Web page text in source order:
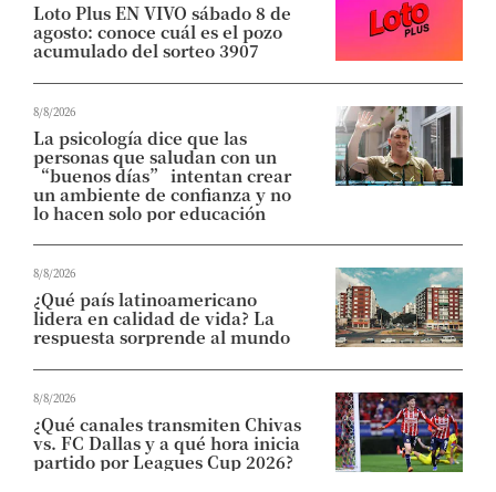
Loto Plus EN VIVO sábado 8 de
agosto: conoce cuál es el pozo
acumulado del sorteo 3907
8/8/2026
La psicología dice que las
personas que saludan con un
“buenos días” intentan crear
un ambiente de confianza y no
lo hacen solo por educación
8/8/2026
¿Qué país latinoamericano
lidera en calidad de vida? La
respuesta sorprende al mundo
8/8/2026
¿Qué canales transmiten Chivas
vs. FC Dallas y a qué hora inicia
partido por Leagues Cup 2026?